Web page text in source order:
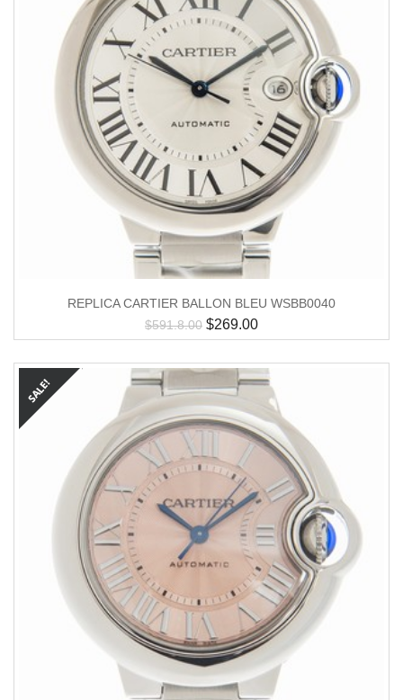
REPLICA CARTIER BALLON BLEU WSBB0040
$591.8.00 $269.00